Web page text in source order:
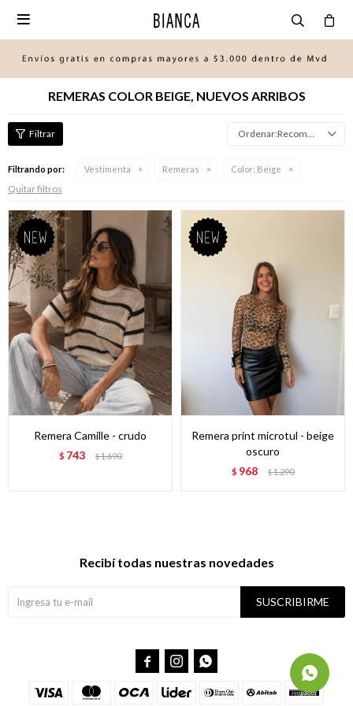

REMERAS COLOR BEIGE, NUEVOS ARRIBOS
Recomendados
Filtrando por: Vestimenta Remeras Color: Beige
Quitar filtros
Remera Camille - crudo
$ 743 $1.690
Remera print microtul - beige
oscuro
$ 968 $1.290
Recibí todas nuestras novedades
SUSCRIBIRME
  